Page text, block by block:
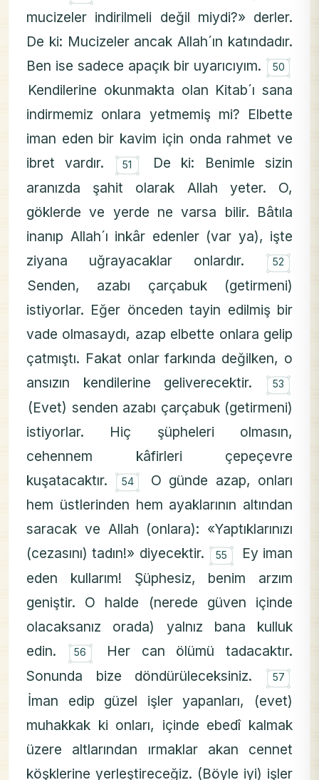
mucizeler indirilmeli değil miydi?» derler.
De ki: Mucizeler ancak Allah´ın katındadır.
Ben ise sadece apaçık bir uyarıcıyım. ۝
50
Kendilerine okunmakta olan Kitab´ı sana
indirmemiz onlara yetmemiş mi? Elbette
iman eden bir kavim için onda rahmet ve
ibret vardır. ۝
51
De ki: Benimle sizin
aranızda şahit olarak Allah yeter. O,
göklerde ve yerde ne varsa bilir. Bâtıla
inanıp Allah´ı inkâr edenler (var ya), işte
ziyana uğrayacaklar onlardır. ۝
52
Senden, azabı çarçabuk (getirmeni)
istiyorlar. Eğer önceden tayin edilmiş bir
vade olmasaydı, azap elbette onlara gelip
çatmıştı. Fakat onlar farkında değilken, o
ansızın kendilerine geliverecektir. ۝
53
(Evet) senden azabı çarçabuk (getirmeni)
istiyorlar. Hiç şüpheleri olmasın,
cehennem kâfirleri çepeçevre
kuşatacaktır. ۝
54
O günde azap, onları
hem üstlerinden hem ayaklarının altından
saracak ve Allah (onlara): «Yaptıklarınızı
(cezasını) tadın!» diyecektir. ۝
55
Ey iman
eden kullarım! Şüphesiz, benim arzım
geniştir. O halde (nerede güven içinde
olacaksanız orada) yalnız bana kulluk
edin. ۝
56
Her can ölümü tadacaktır.
Sonunda bize döndürüleceksiniz. ۝
57
İman edip güzel işler yapanları, (evet)
muhakkak ki onları, içinde ebedî kalmak
üzere altlarından ırmaklar akan cennet
köşklerine yerleştireceğiz. (Böyle iyi) işler